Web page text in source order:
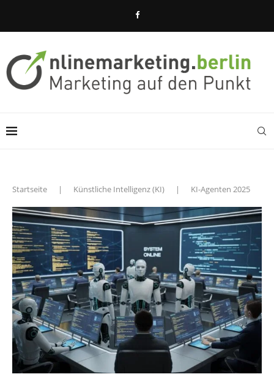
Startseite | Künstliche Intelligenz (KI) | KI-Agenten 2025